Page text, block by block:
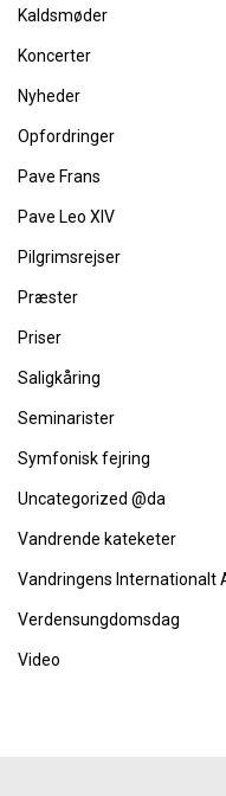
Kaldsmøder
Koncerter
Nyheder
Opfordringer
Pave Frans
Pave Leo XIV
Pilgrimsrejser
Præster
Priser
Saligkåring
Seminarister
Symfonisk fejring
Uncategorized @da
Vandrende kateketer
Vandringens Internationalt
Verdensungdomsdag
Video